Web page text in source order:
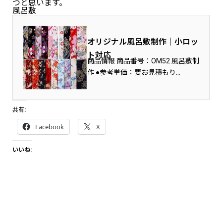
つと思います。
風呂敷
オリジナル風呂敷制作｜小ロッ
ト対応
商品情報 商品番号：OM52 風呂敷制
作 ●参考単価：要お見積もり
共有:
Facebook X
いいね: